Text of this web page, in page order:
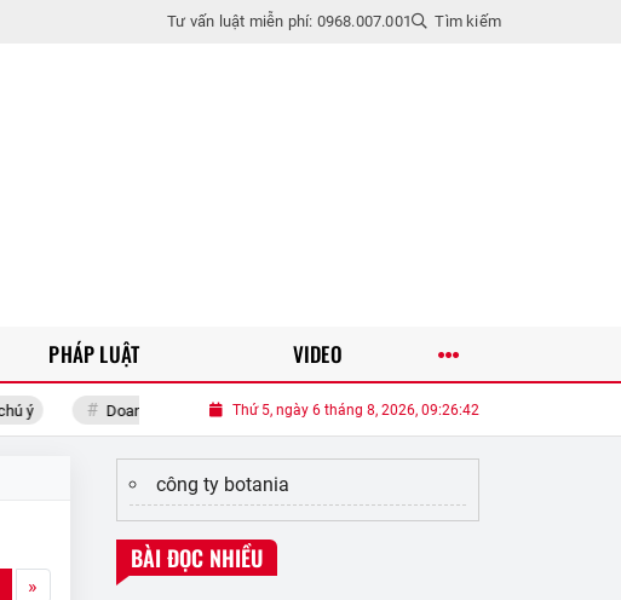
Tư vấn luật miễn phí: 0968.007.001 Tìm kiếm
Doanh nhân Phượng Chanel tuyên bố chỉ tìm người yêu thế hệ 7X
Thứ 5, ngày 6 tháng 8, 2026, 09:26:43
PHÁP LUẬT VIDEO
»
công ty botania
BÀI ĐỌC NHIỀU